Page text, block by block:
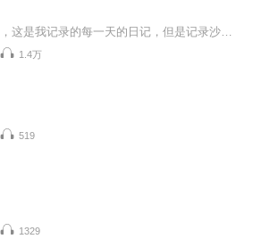
1.4万
519
1329